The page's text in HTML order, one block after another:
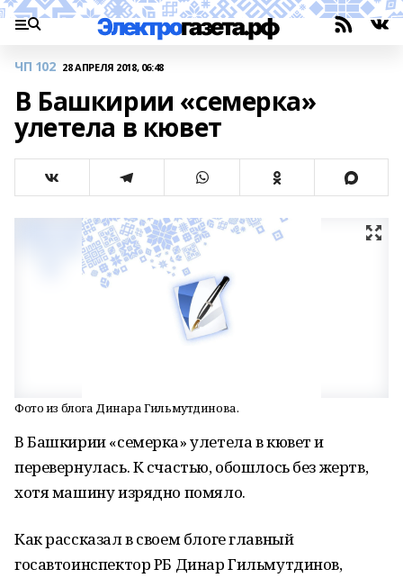
ЧП 102 28 АПРЕЛЯ 2018, 06:48
В Башкирии «семерка»
улетела в кювет
Фото из блога Динара Гильмутдинова.
В Башкирии «семерка» улетела в кювет и
перевернулась. К счастью, обошлось без жертв,
хотя машину изрядно помяло.
Как рассказал в своем блоге главный
госавтоинспектор РБ Динар Гильмутдинов,